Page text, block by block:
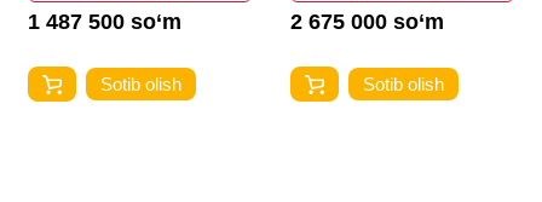
1 487 500 so‘m
Sotib olish
2 675 000 so‘m
Sotib olish